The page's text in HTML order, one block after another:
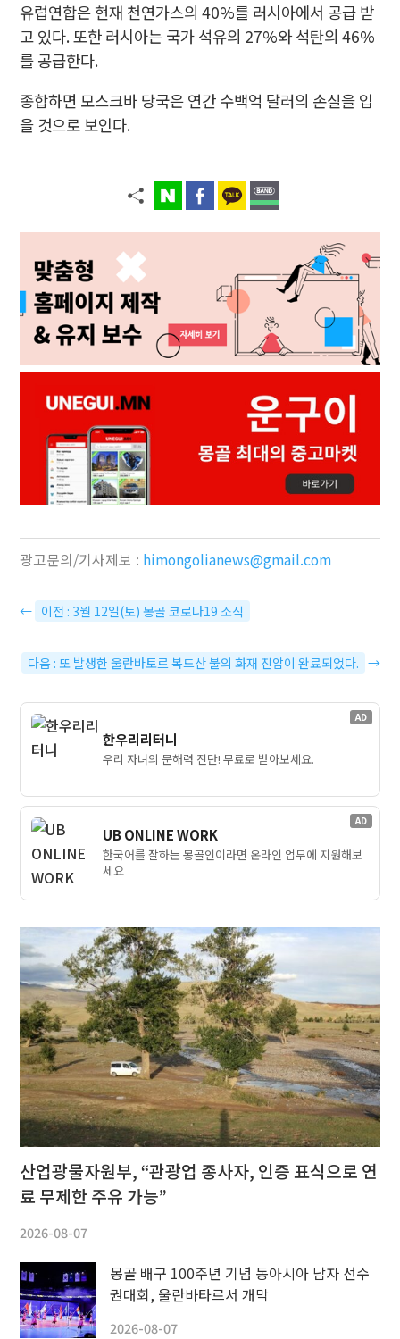
유럽연합은 현재 천연가스의 40%를 러시아에서 공급 받
고 있다. 또한 러시아는 국가 석유의 27%와 석탄의 46%
를 공급한다.
종합하면 모스크바 당국은 연간 수백억 달러의 손실을 입
을 것으로 보인다.
광고문의/기사제보 : himongolianews@gmail.com
← 이전 : 3월 12일(토) 몽골 코로나19 소식
다음 : 또 발생한 울란바토르 복드산 불의 화재 진압이 완료되었다. →
AD
한우리리터니
우리 자녀의 문해력 진단! 무료로 받아보세요.
AD
UB ONLINE WORK
한국어를 잘하는 몽골인이라면 온라인 업무에 지원해보
세요
산업광물자원부, “관광업 종사자, 인증 표식으로 연
료 무제한 주유 가능”
2026-08-07
몽골 배구 100주년 기념 동아시아 남자 선수
권대회, 울란바타르서 개막
2026-08-07